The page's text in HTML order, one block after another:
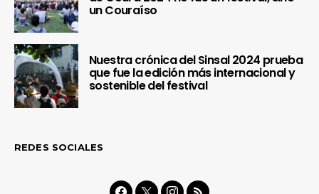
un Couraíso
Nuestra crónica del Sinsal 2024 prueba
que fue la edición más internacional y
sostenible del festival
REDES SOCIALES